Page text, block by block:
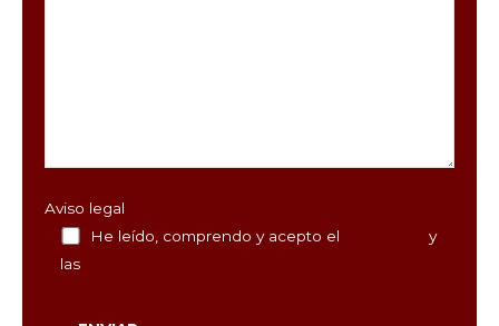
Aviso legal
He leído, comprendo y acepto el
y
las